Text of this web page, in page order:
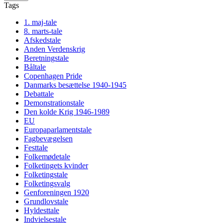
Tags
1. maj-tale
8. marts-tale
Afskedstale
Anden Verdenskrig
Beretningstale
Båltale
Copenhagen Pride
Danmarks besættelse 1940-1945
Debattale
Demonstrationstale
Den kolde Krig 1946-1989
EU
Europaparlamentstale
Fagbevægelsen
Festtale
Folkemødetale
Folketingets kvinder
Folketingstale
Folketingsvalg
Genforeningen 1920
Grundlovstale
Hyldesttale
Indvielsestale